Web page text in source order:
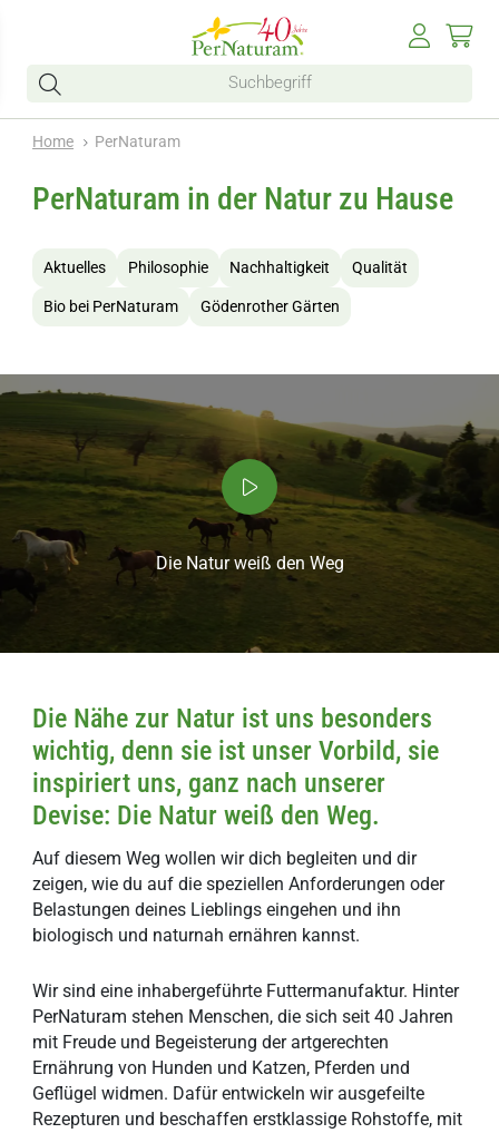
Home PerNaturam
PerNaturam in der Natur zu Hause
Aktuelles Philosophie Nachhaltigkeit Qualität
Bio bei PerNaturam Gödenrother Gärten
Die Natur weiß den Weg
Die Nähe zur Natur ist uns besonders
wichtig, denn sie ist unser Vorbild, sie
inspiriert uns, ganz nach unserer
Devise: Die Natur weiß den Weg.
Auf diesem Weg wollen wir dich begleiten und dir
zeigen, wie du auf die speziellen Anforderungen oder
Belastungen deines Lieblings eingehen und ihn
biologisch und naturnah ernähren kannst.
Wir sind eine inhabergeführte Futtermanufaktur. Hinter
PerNaturam stehen Menschen, die sich seit 40 Jahren
mit Freude und Begeisterung der artgerechten
Ernährung von Hunden und Katzen, Pferden und
Geflügel widmen. Dafür entwickeln wir ausgefeilte
Rezepturen und beschaffen erstklassige Rohstoffe, mit